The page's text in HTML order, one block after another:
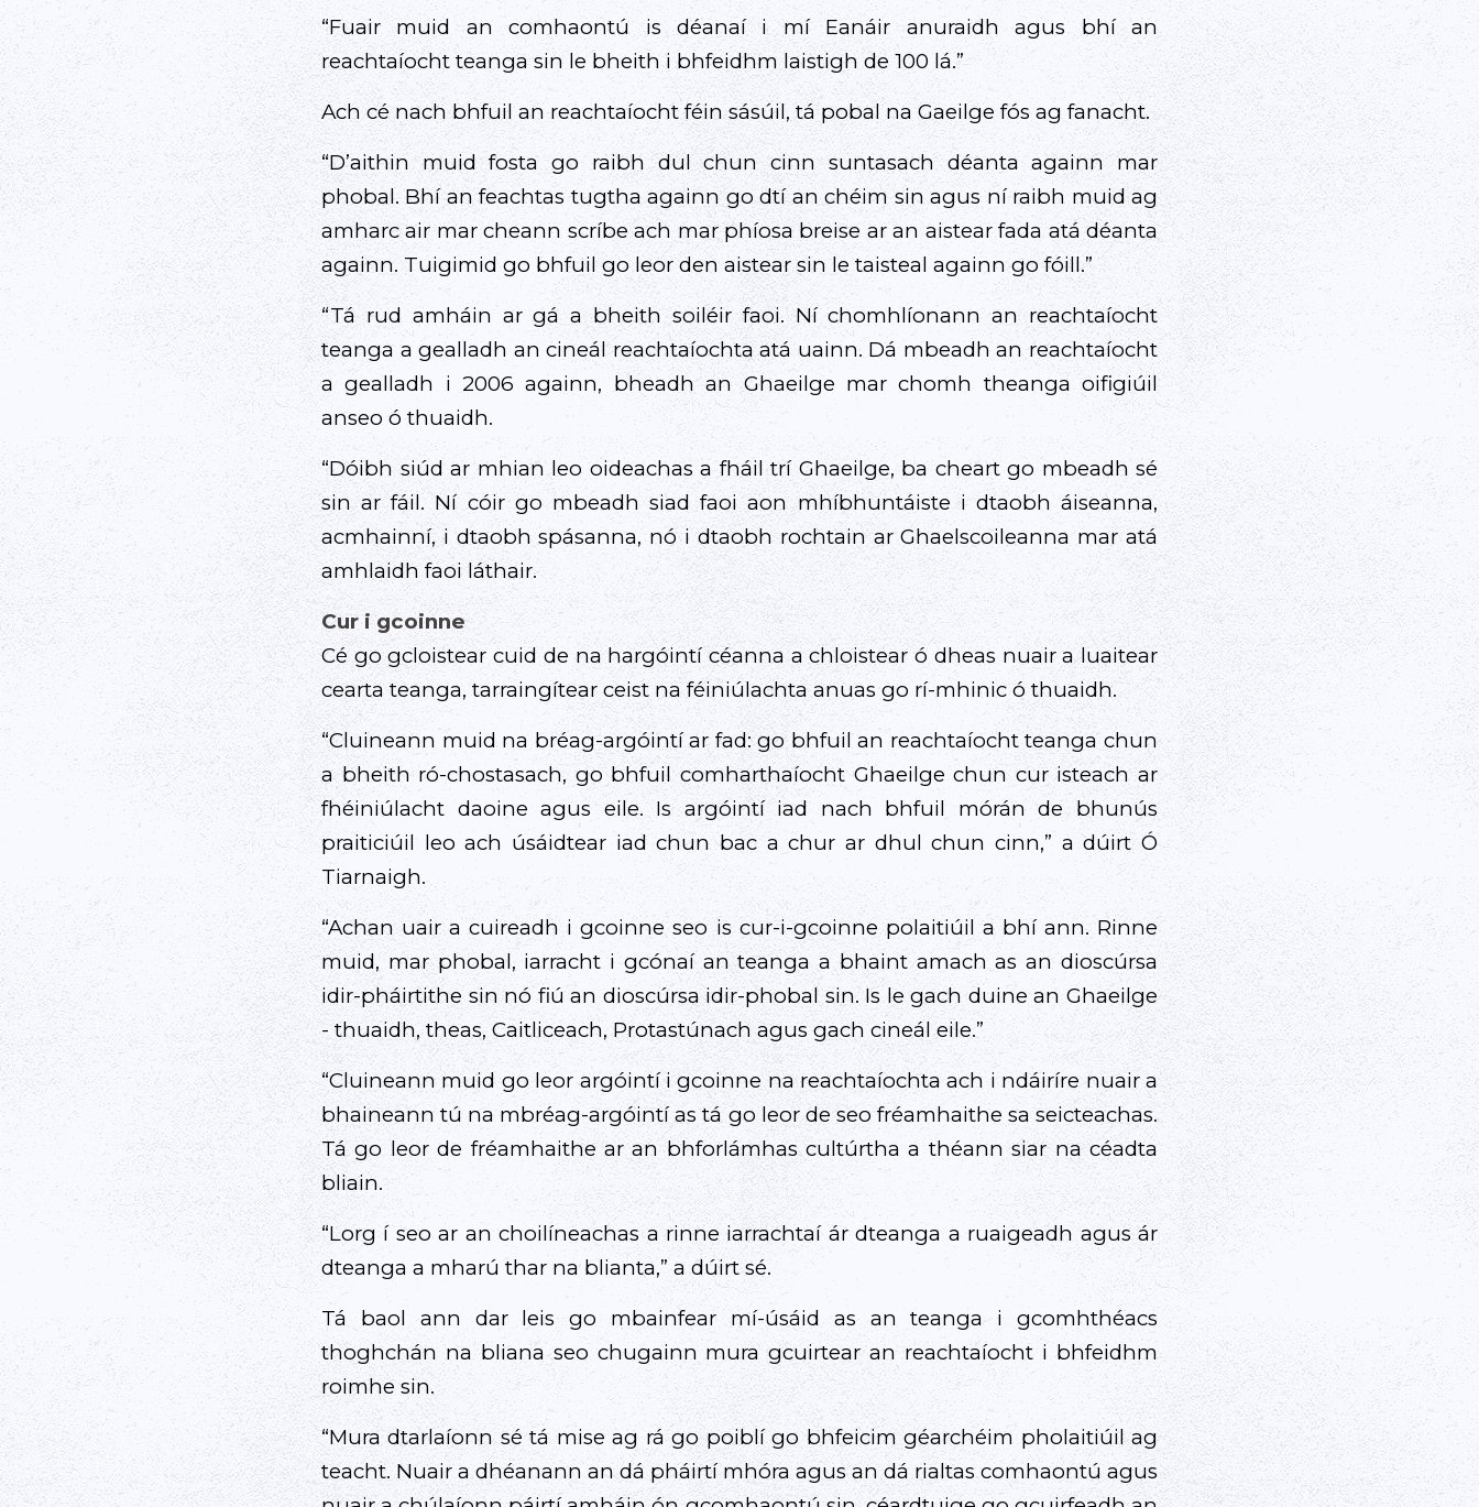
“Fuair muid an comhaontú is déanaí i mí Eanáir anuraidh agus bhí an
reachtaíocht teanga sin le bheith i bhfeidhm laistigh de 100 lá.”
Ach cé nach bhfuil an reachtaíocht féin sásúil, tá pobal na Gaeilge fós ag fanacht.
“D’aithin muid fosta go raibh dul chun cinn suntasach déanta againn mar
phobal. Bhí an feachtas tugtha againn go dtí an chéim sin agus ní raibh muid ag
amharc air mar cheann scríbe ach mar phíosa breise ar an aistear fada atá déanta
againn. Tuigimid go bhfuil go leor den aistear sin le taisteal againn go fóill.”
“Tá rud amháin ar gá a bheith soiléir faoi. Ní chomhlíonann an reachtaíocht
teanga a gealladh an cineál reachtaíochta atá uainn. Dá mbeadh an reachtaíocht
a gealladh i 2006 againn, bheadh an Ghaeilge mar chomh theanga oifigiúil
anseo ó thuaidh.
“Dóibh siúd ar mhian leo oideachas a fháil trí Ghaeilge, ba cheart go mbeadh sé
sin ar fáil. Ní cóir go mbeadh siad faoi aon mhíbhuntáiste i dtaobh áiseanna,
acmhainní, i dtaobh spásanna, nó i dtaobh rochtain ar Ghaelscoileanna mar atá
amhlaidh faoi láthair.
Cur i gcoinne
Cé go gcloistear cuid de na hargóintí céanna a chloistear ó dheas nuair a luaitear
cearta teanga, tarraingítear ceist na féiniúlachta anuas go rí-mhinic ó thuaidh.
“Cluineann muid na bréag-argóintí ar fad: go bhfuil an reachtaíocht teanga chun
a bheith ró-chostasach, go bhfuil comharthaíocht Ghaeilge chun cur isteach ar
fhéiniúlacht daoine agus eile. Is argóintí iad nach bhfuil mórán de bhunús
praiticiúil leo ach úsáidtear iad chun bac a chur ar dhul chun cinn,” a dúirt Ó
Tiarnaigh.
“Achan uair a cuireadh i gcoinne seo is cur-i-gcoinne polaitiúil a bhí ann. Rinne
muid, mar phobal, iarracht i gcónaí an teanga a bhaint amach as an dioscúrsa
idir-pháirtithe sin nó fiú an dioscúrsa idir-phobal sin. Is le gach duine an Ghaeilge
- thuaidh, theas, Caitliceach, Protastúnach agus gach cineál eile.”
“Cluineann muid go leor argóintí i gcoinne na reachtaíochta ach i ndáiríre nuair a
bhaineann tú na mbréag-argóintí as tá go leor de seo fréamhaithe sa seicteachas.
Tá go leor de fréamhaithe ar an bhforlámhas cultúrtha a théann siar na céadta
bliain.
“Lorg í seo ar an choilíneachas a rinne iarrachtaí ár dteanga a ruaigeadh agus ár
dteanga a mharú thar na blianta,” a dúirt sé.
Tá baol ann dar leis go mbainfear mí-úsáid as an teanga i gcomhthéacs
thoghchán na bliana seo chugainn mura gcuirtear an reachtaíocht i bhfeidhm
roimhe sin.
“Mura dtarlaíonn sé tá mise ag rá go poiblí go bhfeicim géarchéim pholaitiúil ag
teacht. Nuair a dhéanann an dá pháirtí mhóra agus an dá rialtas comhaontú agus